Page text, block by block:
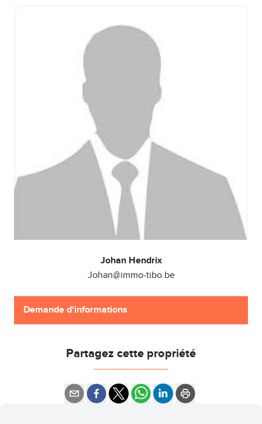
Johan Hendrix
Johan@immo-tibo.be
Demande d'informations
Partagez cette propriété